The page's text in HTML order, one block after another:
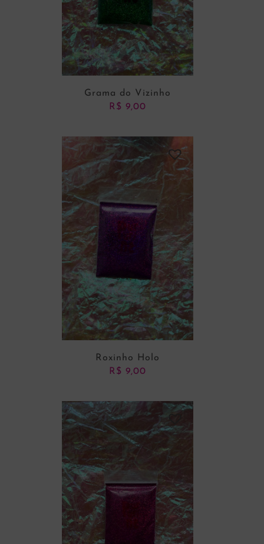
ADICIONAR AO CARRINHO
Grama do Vizinho
R$ 9,00
ADICIONAR AO CARRINHO
Roxinho Holo
R$ 9,00